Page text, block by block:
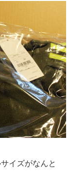
イズがなんと